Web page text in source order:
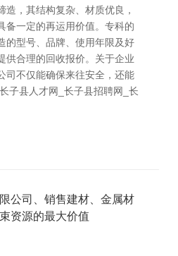
造，其结构复杂、材质优良，
备一定的再运用价值。专科的
的型号、品牌、使用年限及好
供合理的回收报价。关于企业
司不仅能确保来往安全，还能
子县人才网_长子县招聘网_长
公司、销售建材、金属材
资源的最大价值